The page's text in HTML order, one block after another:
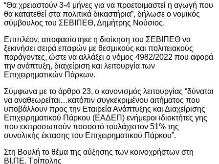
“Θα χρειαστούν 3-4 μήνες για να προετοιμαστεί η αγωγή που
θα κατατεθεί στα πολιτικά δικαστήρια”, δήλωσε ο νομικός
σύμβουλος του ΣΕΒΙΠΕΘ, Δημήτρης Νούσιος.
Επιπλέον, αποφασίστηκε η διοίκηση του ΣΕΒΙΠΕΘ να
ξεκινήσει σειρά επαφών με θεσμικούς και πολιτειακούς
παράγοντες, ώστε να αλλάξει ο νόμος 4982/2022 που αφορά
την ανάπτυξη, διαχείριση και λειτουργία των
Επιχειρηματικών Πάρκων.
Σύμφωνα με το άρθρο 23, ο κανονισμός λειτουργίας “δύναται
να αναθεωρείται…κατόπιν συγκεκριμένου αιτήματος που
υποβάλλουν προς την Εταιρεία Ανάπτυξης και Διαχείρισης
Επιχειρηματικού Πάρκου (ΕΑΔΕΠ) ενήμεροι ιδιοκτήτες γης
που εκπροσωπούν ποσοστό τουλάχιστον 51% της
συνολικής έκτασης του Επιχειρηματικού Πάρκου”.
Στη Βουλή το θέμα της αύξησης των κοινοχρήστων στη
ΒΙ.ΠΕ. Τρίπολης